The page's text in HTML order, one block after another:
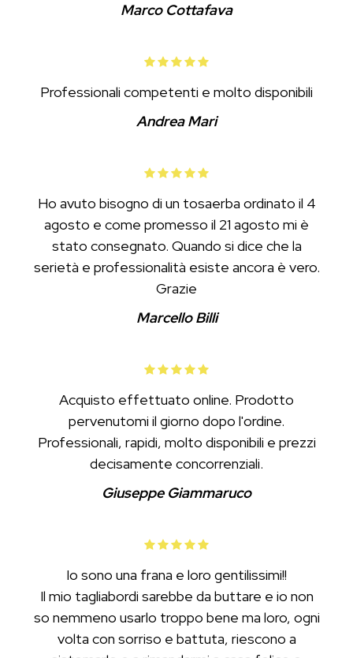
Marco Cottafava
Professionali competenti e molto disponibili
Andrea Mari
Ho avuto bisogno di un tosaerba ordinato il 4
agosto e come promesso il 21 agosto mi è
stato consegnato. Quando si dice che la
serietà e professionalità esiste ancora è vero.
Grazie
Marcello Billi
Acquisto effettuato online. Prodotto
pervenutomi il giorno dopo l'ordine.
Professionali, rapidi, molto disponibili e prezzi
decisamente concorrenziali.
Giuseppe Giammaruco
Io sono una frana e loro gentilissimi!!
Il mio tagliabordi sarebbe da buttare e io non
so nemmeno usarlo troppo bene ma loro, ogni
volta con sorriso e battuta, riescono a